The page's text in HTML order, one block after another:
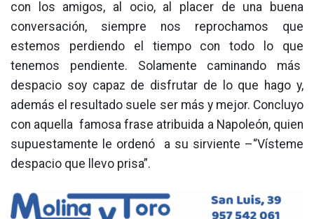
con los amigos, al ocio, al placer de una buena
conversación, siempre nos reprochamos que
estemos perdiendo el tiempo con todo lo que
tenemos pendiente. Solamente caminando más
despacio soy capaz de disfrutar de lo que hago y,
además el resultado suele ser más y mejor. Concluyo
con aquella famosa frase atribuida a Napoleón, quien
supuestamente le ordenó a su sirviente –“Vísteme
despacio que llevo prisa”.